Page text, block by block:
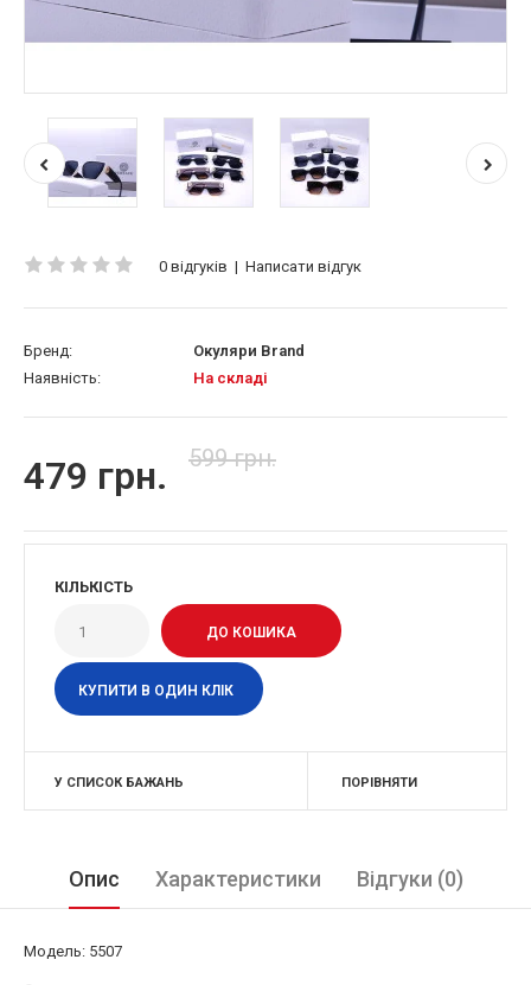
0 відгуків | Написати відгук
Бренд:
Окуляри Brand
Наявність:
На складі
479 грн. 599 грн.
КІЛЬКІСТЬ
КУПИТИ В ОДИН КЛІК
У СПИСОК БАЖАНЬ ПОРІВНЯТИ
Опис Характеристики Відгуки (0)
Модель: 5507